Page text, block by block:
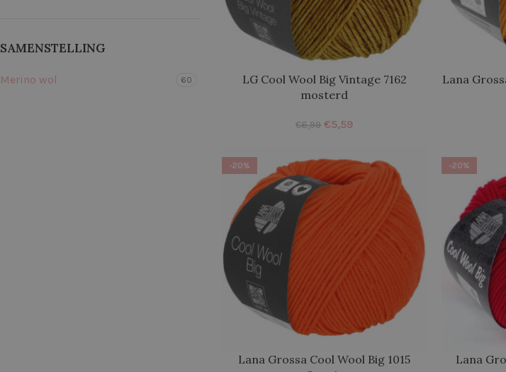
SAMENSTELLING
Merino wol 60
LG Cool Wool Big Vintage 7162
mosterd
€6,99 €5,59
Lana
-20%
Lana Grossa Cool Wool Big 1015
-20%
Lana